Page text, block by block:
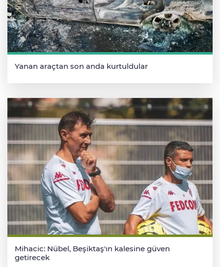
Yanan araçtan son anda kurtuldular
Mihacic: Nübel, Beşiktaş'ın kalesine güven
getirecek